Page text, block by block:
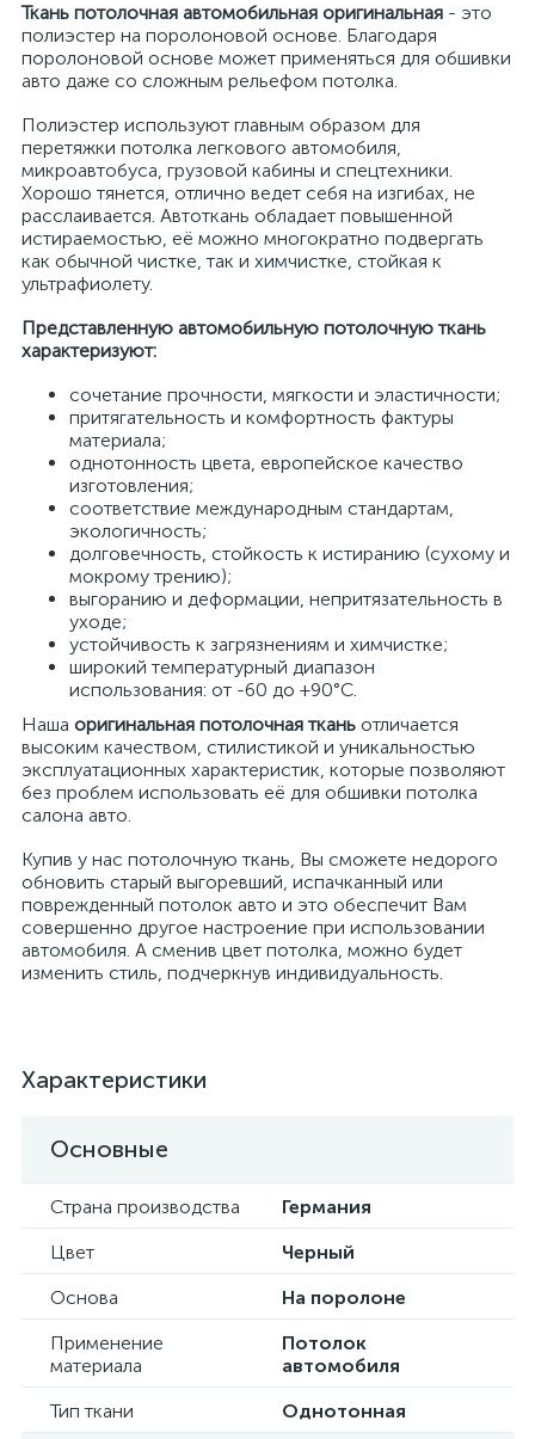
Ткань потолочная автомобильная оригинальная - это
полиэстер на поролоновой основе. Благодаря
поролоновой основе может применяться для обшивки
авто даже со сложным рельефом потолка.
Полиэстер используют главным образом для
перетяжки потолка легкового автомобиля,
микроавтобуса, грузовой кабины и спецтехники.
Хорошо тянется, отлично ведет себя на изгибах, не
расслаивается. Автоткань обладает повышенной
истираемостью, её можно многократно подвергать
как обычной чистке, так и химчистке, стойкая к
ультрафиолету.
Представленную автомобильную потолочную ткань
характеризуют:
сочетание прочности, мягкости и эластичности;
притягательность и комфортность фактуры
материала;
однотонность цвета, европейское качество
изготовления;
соответствие международным стандартам,
экологичность;
долговечность, стойкость к истиранию (сухому и
мокрому трению);
выгоранию и деформации, непритязательность в
уходе;
устойчивость к загрязнениям и химчистке;
широкий температурный диапазон
использования: от -60 до +90°С.
Наша оригинальная потолочная ткань отличается
высоким качеством, стилистикой и уникальностью
эксплуатационных характеристик, которые позволяют
без проблем использовать её для обшивки потолка
салона авто.
Купив у нас потолочную ткань, Вы сможете недорого
обновить старый выгоревший, испачканный или
поврежденный потолок авто и это обеспечит Вам
совершенно другое настроение при использовании
автомобиля. А сменив цвет потолка, можно будет
изменить стиль, подчеркнув индивидуальность.
Характеристики
Основные
Страна производства
Германия
Цвет
Черный
Основа
На поролоне
Применение
материала
Потолок
автомобиля
Тип ткани
Однотонная